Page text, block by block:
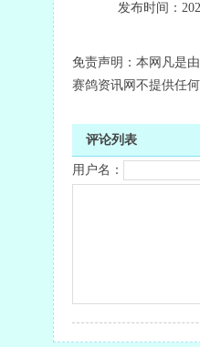
发布时间：
免责声明：本网凡是
赛鸽资讯网不提供任
评论列表
用户名：